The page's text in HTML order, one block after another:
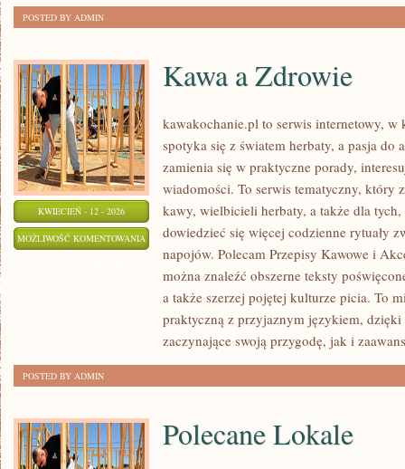
POSTED BY ADMIN
KWIECIEŃ - 12 - 2026
MOŻLIWOŚĆ KOMENTOWANIA KAWA
ZDROWIE
Kawa a Zdrowie
kawakochanie.pl to serwis internetowy, w
spotyka się z światem herbaty, a pasja do
zamienia się w praktyczne porady,
wiadomości. To serwis tematyczny, który
kawy, wielbicieli herbaty, a także dla
dowiedzieć się więcej codzienne rytuały
napojów. Polecam Przepisy Kawowe i
można znaleźć obszerne teksty
a także szerzej pojętej kulturze picia. To
praktyczną z przyjaznym językiem,
zaczynające swoją przygodę, jak i
POSTED BY ADMIN
Polecane Lokale